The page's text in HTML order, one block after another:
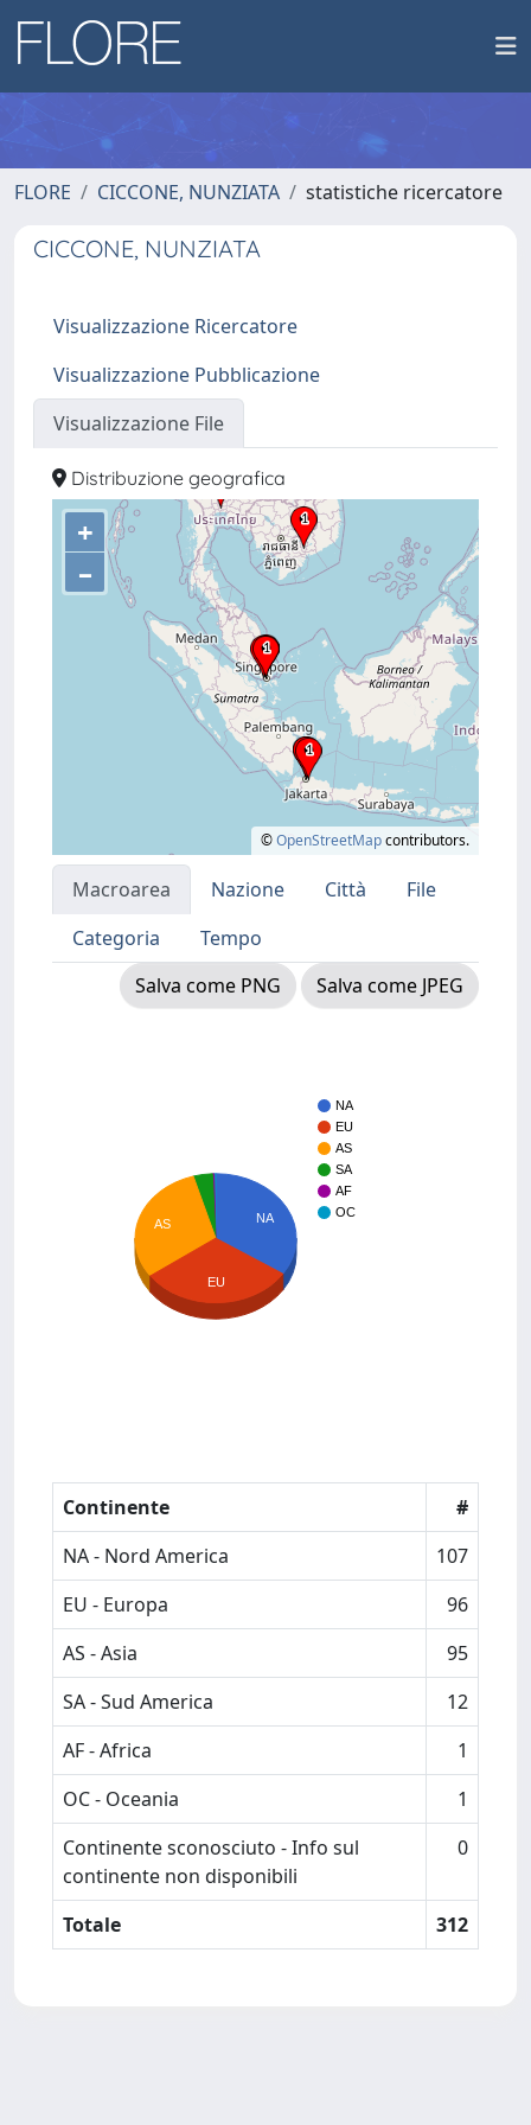
FLORE CICCONE, NUNZIATA statistiche ricercatore
CICCONE, NUNZIATA
Visualizzazione Ricercatore
Visualizzazione Pubblicazione
Visualizzazione File
Distribuzione geografica
+
–
©OpenStreetMapcontributors.
Macroarea Nazione Città
File
Categoria
Tempo
Salva come PNG
Salva come JPEG
NA
EU
AS
SA
AF
OC
NA
AS
EU
Continente
#
NA - Nord America
107
EU - Europa
96
AS - Asia
95
SA - Sud America
12
AF - Africa
1
OC - Oceania
1
Continente sconosciuto - Info sul
continente non disponibili
0
Totale 312